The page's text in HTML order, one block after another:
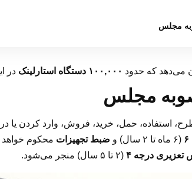
مجلس
می‌دهد که حدود ۱۰۰,۰۰۰ دستگاه استارلینک در
مجلس
استفاده، حمل، خرید، فروش، وارد کردن یا در
(۶ ماه تا ۲ سال) و ضبط تجهیزات
درجه ۴ (۲ تا ۵ سال) منجر می‌شود.